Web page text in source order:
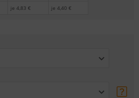
je 4,83 €
je 4,40 €